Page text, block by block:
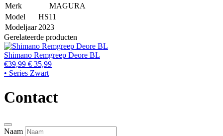
Merk
MAGURA
Model
HS11
Modeljaar 2023
Gerelateerde producten
Shimano Remgreep Deore BL
€39,99 € 35,99
• Series Zwart
Contact
Naam